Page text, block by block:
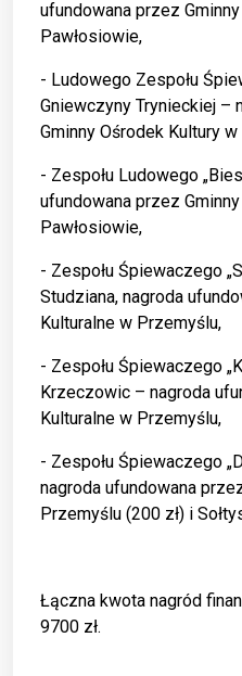
ufundowana przez
Pawłosiowie,
- Ludowego Zespołu
Gniewczyny Trynieckiej –
Gminny Ośrodek Kultury
- Zespołu Ludowego
ufundowana przez
Pawłosiowie,
- Zespołu Śpiewaczego
Studziana, nagroda
Kulturalne w Przemyślu,
- Zespołu Śpiewaczego
Krzeczowic – nagroda
Kulturalne w Przemyślu,
- Zespołu Śpiewaczego
nagroda ufundowana
Przemyślu (200 zł) i
Łączna kwota nagród
9700 zł.